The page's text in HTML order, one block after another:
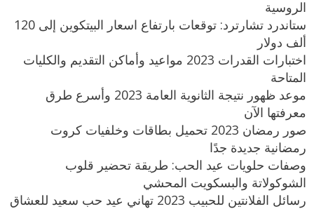
الروسية
ستاندرد تشارترد: توقعات بارتفاع اسعار البيتكوين إلى 120
ألف دولار
اختبارات القدرات 2023 مواعيد وأماكن التقديم والكليات
المتاحة
موعد ظهور نتيجة الثانوية العامة 2023 وأسرع طرق
معرفتها الآن
صور رمضان 2023 تحميل بطاقات وخلفيات كروت
رمضانية جديدة جدًا
وصفات حلويات عيد الحب: طريقة تحضير قلوب
الشوكولاتة والبسكويت المحشي
رسائل الفلانتين للحبيب 2023 تهاني عيد حب سعيد للعشاق